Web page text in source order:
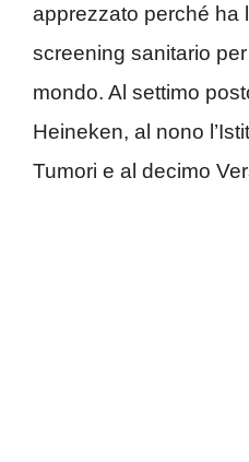
apprezzato perché ha
screening sanitario
mondo. Al settimo
Heineken, al nono
Tumori e al decimo